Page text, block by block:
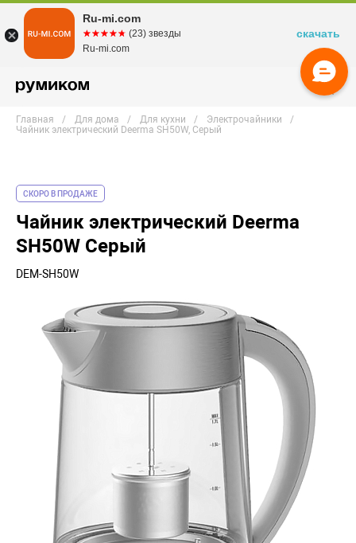
Главная Для дома Для кухни
Электрочайники
Чайник электрический Deerma SH50W, Серый
СКОРО В ПРОДАЖЕ
Чайник электрический Deerma
SH50W Серый
DEM-SH50W
Ru-mi.com
☆☆☆☆☆
★★★★★ (23) звезды
Ru-mi.com
скачать